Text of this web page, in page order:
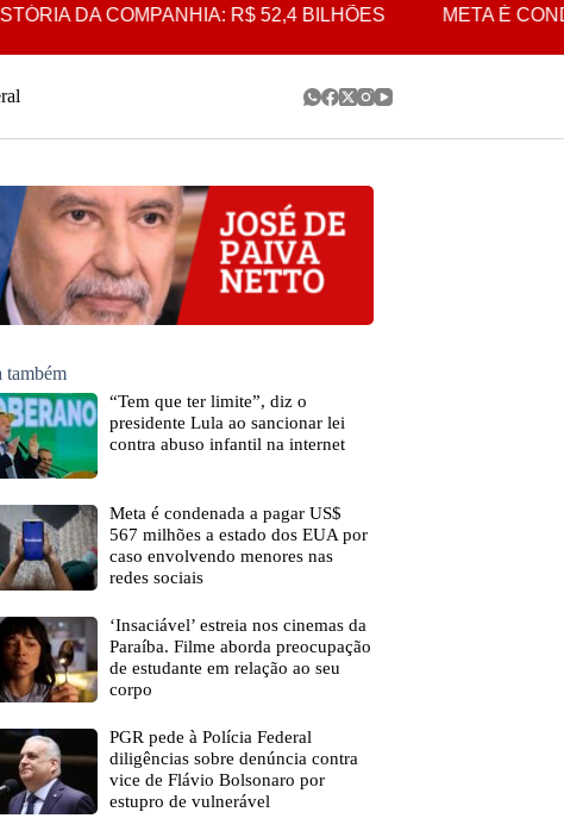
COMPANHIA: R$ 52,4 BILHÕES META É
também
“Tem que ter limite”, diz o
presidente Lula ao sancionar lei
contra abuso infantil na internet
Meta é condenada a pagar US$
567 milhões a estado dos EUA por
caso envolvendo menores nas
redes sociais
‘Insaciável’ estreia nos cinemas da
Paraíba. Filme aborda preocupação
de estudante em relação ao seu
corpo
PGR pede à Polícia Federal
diligências sobre denúncia contra
vice de Flávio Bolsonaro por
estupro de vulnerável